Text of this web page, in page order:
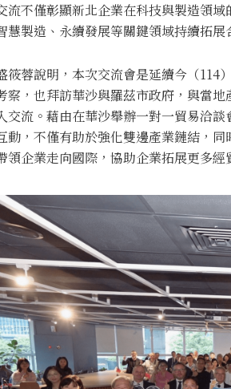
流不僅彰顯新北企業在科技與製造領
慧製造、永續發展等關鍵領域持續拓
筱蓉說明，本次交流會是延續今（114
察，也拜訪華沙與羅茲市政府，與當
交流。藉由在華沙舉辦一對一貿易洽
動，不僅有助於強化雙邊產業鏈結，
領企業走向國際，協助企業拓展更多經